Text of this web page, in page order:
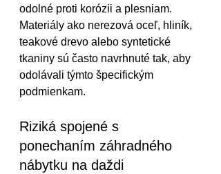
odolné proti korózii a plesniam.
Materiály ako nerezová oceľ, hliník,
teakové drevo alebo syntetické
tkaniny sú často navrhnuté tak, aby
odolávali týmto špecifickým
podmienkam.
Riziká spojené s
ponechaním záhradného
nábytku na daždi